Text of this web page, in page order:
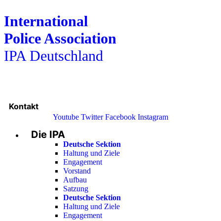
International
Police Association
IPA Deutschland
Kontakt
Youtube Twitter Facebook Instagram
Menu
Die IPA
Deutsche Sektion
Haltung und Ziele
Engagement
Vorstand
Aufbau
Satzung
Deutsche Sektion
Haltung und Ziele
Engagement